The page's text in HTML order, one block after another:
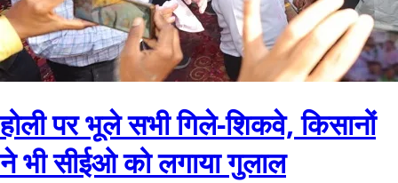
होली पर भूले सभी गिले-शिकवे, किसानों
ने भी सीईओ को लगाया गुलाल